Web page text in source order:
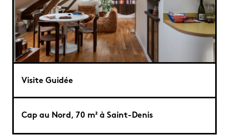
Visite Guidée
Cap au Nord, 70 m² à Saint-Denis